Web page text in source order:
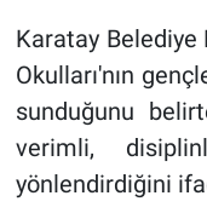
Karatay Belediye
Okulları'nın
sunduğunu
verimli,
yönlendirdiğini